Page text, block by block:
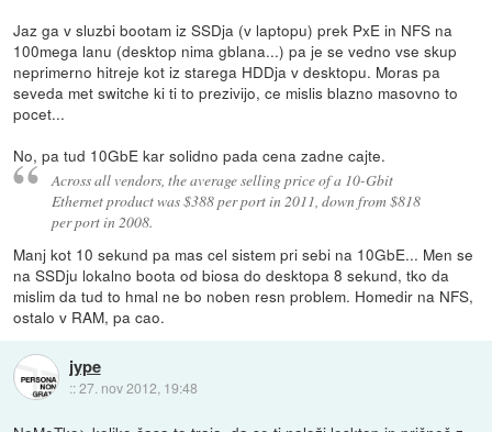
Jaz ga v sluzbi bootam iz SSDja (v laptopu) prek PxE in NFS na
100mega lanu (desktop nima gblana...) pa je se vedno vse skup
neprimerno hitreje kot iz starega HDDja v desktopu. Moras pa
seveda met switche ki ti to prezivijo, ce mislis blazno masovno to
pocet...
No, pa tud 10GbE kar solidno pada cena zadne cajte.
Across all vendors, the average selling price of a 10-Gbit
Ethernet product was $388 per port in 2011, down from $818
per port in 2008.
Manj kot 10 sekund pa mas cel sistem pri sebi na 10GbE... Men se
na SSDju lokalno boota od biosa do desktopa 8 sekund, tko da
mislim da tud to hmal ne bo noben resn problem. Homedir na NFS,
ostalo v RAM, pa cao.
jype
::27. nov 2012, 19:48